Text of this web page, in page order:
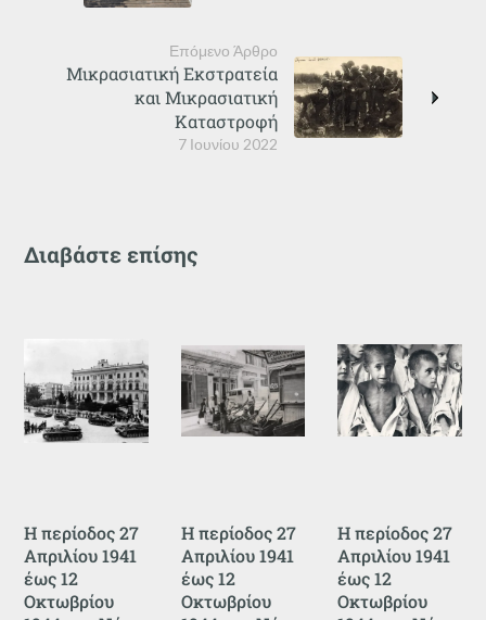
Επόμενο Άρθρο
7 Ιουνίου 2022
Μικρασιατική Εκστρατεία
και Μικρασιατική
Καταστροφή
Διαβάστε επίσης
Η περίοδος 27
Απριλίου 1941
έως 12
Οκτωβρίου
Η περίοδος 27
Απριλίου 1941
έως 12
Οκτωβρίου
Η περίοδος 27
Απριλίου 1941
έως 12
Οκτωβρίου